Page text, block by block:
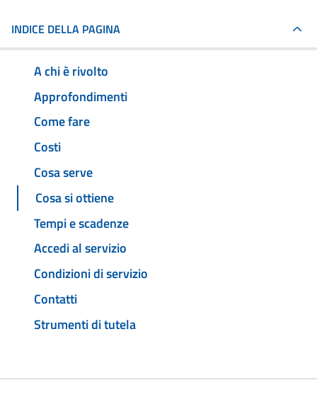
INDICE DELLA PAGINA
A chi è rivolto
Approfondimenti
Come fare
Costi
Cosa serve
Cosa si ottiene
Tempi e scadenze
Accedi al servizio
Condizioni di servizio
Contatti
Strumenti di tutela